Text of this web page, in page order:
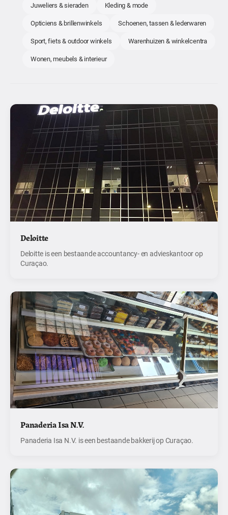
Juweliers & sieraden
Kleding & mode
Opticiens & brillenwinkels
Schoenen, tassen & lederwaren
Sport, fiets & outdoor winkels
Warenhuizen & winkelcentra
Wonen, meubels & interieur
Deloitte
Deloitte is een bestaande accountancy- en advieskantoor op
Curaçao.
Panaderia Isa N.V.
Panaderia Isa N.V. is een bestaande bakkerij op Curaçao.